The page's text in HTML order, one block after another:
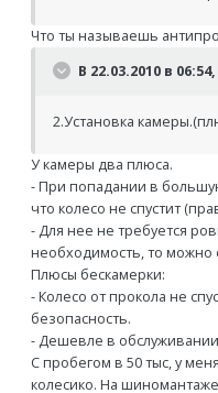
Что ты называешь
В 22.03.2010 в
2.Установка
У камеры два плюса.
- При попадании в
что колесо не спустит
- Для нее не требуется
необходимость, то можно
Плюсы бескамерки:
- Колесо от прокола не
безопасность.
- Дешевле в
С пробегом в 50 тыс, у
колесико. На